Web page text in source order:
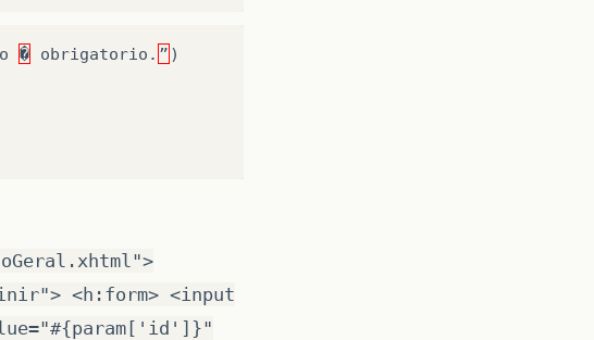
� obrigatorio . ” )
<h:form> <input